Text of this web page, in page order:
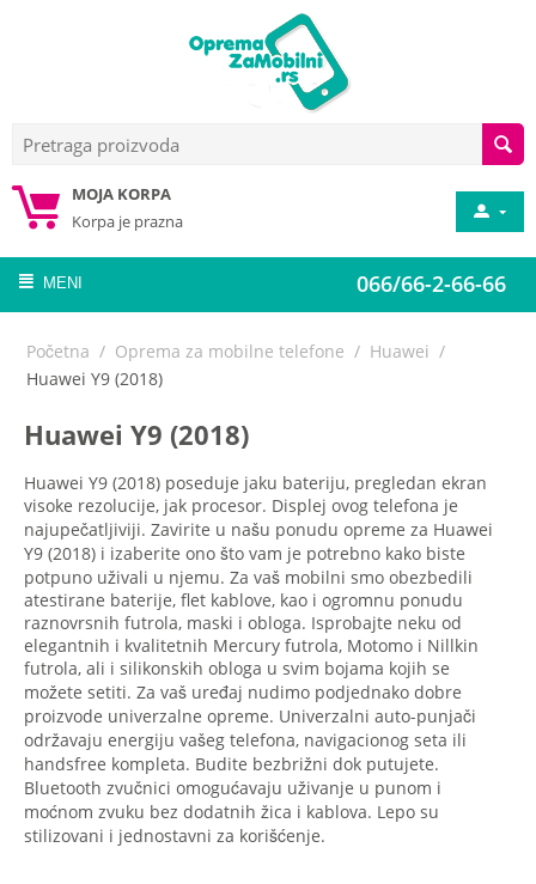
MOJA KORPA
Korpa je prazna
066/66-2-66-66
MENI
Početna / Oprema za mobilne telefone / Huawei /
Huawei Y9 (2018)
Huawei Y9 (2018)
Huawei Y9 (2018) poseduje jaku bateriju, pregledan ekran
visoke rezolucije, jak procesor. Displej ovog telefona je
najupečatljiviji. Zavirite u našu ponudu opreme za Huawei
Y9 (2018) i izaberite ono što vam je potrebno kako biste
potpuno uživali u njemu. Za vaš mobilni smo obezbedili
atestirane baterije, flet kablove, kao i ogromnu ponudu
raznovrsnih futrola, maski i obloga. Isprobajte neku od
elegantnih i kvalitetnih Mercury futrola, Motomo i Nillkin
futrola, ali i silikonskih obloga u svim bojama kojih se
možete setiti. Za vaš uređaj nudimo podjednako dobre
proizvode univerzalne opreme. Univerzalni auto-punjači
održavaju energiju vašeg telefona, navigacionog seta ili
handsfree kompleta. Budite bezbrižni dok putujete.
Bluetooth zvučnici omogućavaju uživanje u punom i
moćnom zvuku bez dodatnih žica i kablova. Lepo su
stilizovani i jednostavni za korišćenje.